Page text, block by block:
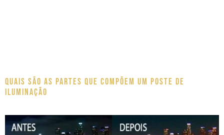
Quais são as partes que compõem um poste de
iluminação